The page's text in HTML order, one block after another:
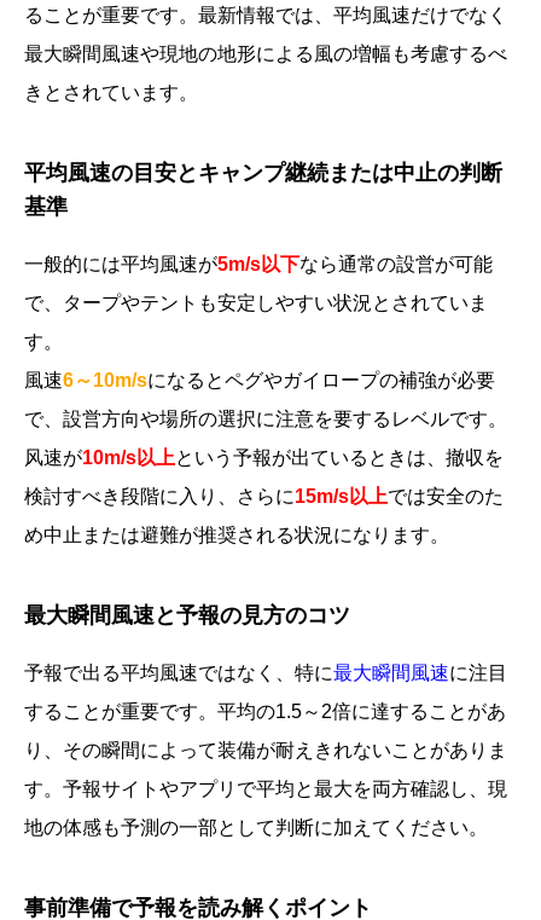
ることが重要です。最新情報では、平均風速だけでなく
最大瞬間風速や現地の地形による風の増幅も考慮するべ
きとされています。
平均風速の目安とキャンプ継続または中止の判断
基準
一般的には平均風速が5m/s以下なら通常の設営が可能
で、タープやテントも安定しやすい状況とされていま
す。
風速6～10m/sになるとペグやガイロープの補強が必要
で、設営方向や場所の選択に注意を要するレベルです。
风速が10m/s以上という予報が出ているときは、撤収を
検討すべき段階に入り、さらに15m/s以上では安全のた
め中止または避難が推奨される状況になります。
最大瞬間風速と予報の見方のコツ
予報で出る平均風速ではなく、特に最大瞬間風速に注目
することが重要です。平均の1.5～2倍に達することがあ
り、その瞬間によって装備が耐えきれないことがありま
す。予報サイトやアプリで平均と最大を両方確認し、現
地の体感も予測の一部として判断に加えてください。
事前準備で予報を読み解くポイント